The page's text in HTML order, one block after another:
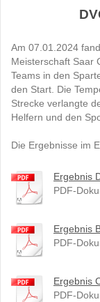
Am 07.01.2024
Meisterschaft Saar
Teams in den
den Start. Die
Strecke verlangte
Helfern und den
Die Ergebnisse im
Ergebnis
PDF-
Ergebnis
PDF-
Ergebnis
PDF-